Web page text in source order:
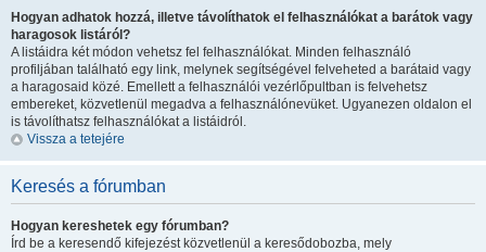
Hogyan adhatok hozzá, illetve távolíthatok el felhasználókat a barátok vagy
haragosok listáról?
A listáidra két módon vehetsz fel felhasználókat. Minden felhasználó
profiljában található egy link, melynek segítségével felveheted a barátaid vagy
a haragosaid közé. Emellett a felhasználói vezérlőpultban is felvehetsz
embereket, közvetlenül megadva a felhasználónevüket. Ugyanezen oldalon el
is távolíthatsz felhasználókat a listáidról.
Vissza a tetejére
Keresés a fórumban
Hogyan kereshetek egy fórumban?
Írd be a keresendő kifejezést közvetlenül a keresődobozba, mely